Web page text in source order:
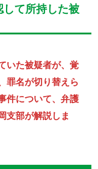
して所持した被
いた被疑者が、覚
罪名が切り替えら
件について、弁護
支部が解説しま